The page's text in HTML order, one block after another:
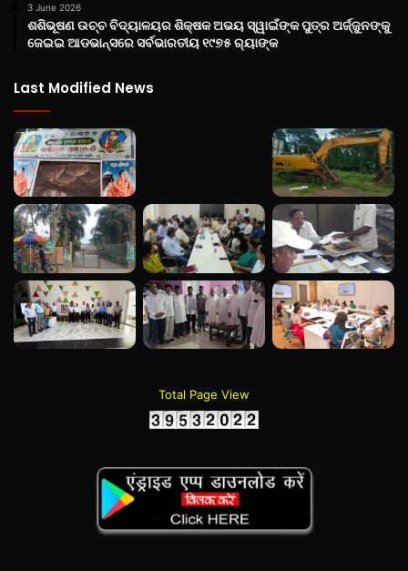
3 June 2026
ଶଶିଭୂଷଣ ଉଚ୍ଚ ବିଦ୍ୟାଳୟର ଶିକ୍ଷକ ଅଭୟ ସ୍ୱାଇଁଙ୍କ ପୁତ୍ର ଅର୍ଜ୍ଜୁନଙ୍କୁ
ଜେଇଇ ଆଡଭାନ୍ସରେ ସର୍ବଭାରତୀୟ ୧୯୭୫ ର‌୍ୟାଙ୍କ
Last Modified News
Total Page View